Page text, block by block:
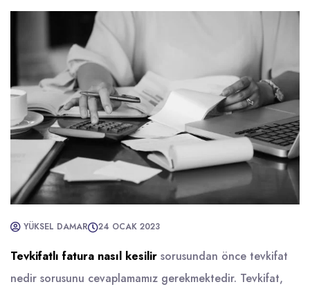
YÜKSEL DAMAR 24 OCAK 2023
Tevkifatlı fatura nasıl kesilir sorusundan önce tevkifat
nedir sorusunu cevaplamamız gerekmektedir. Tevkifat,